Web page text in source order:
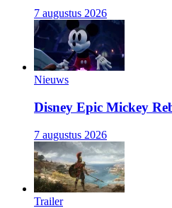
7 augustus 2026
Nieuws
Disney Epic Mickey
7 augustus 2026
Trailer